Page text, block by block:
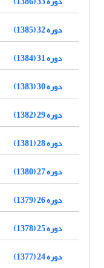
دوره 32 (1385)
دوره 31 (1384)
دوره 30 (1383)
دوره 29 (1382)
دوره 28 (1381)
دوره 27 (1380)
دوره 26 (1379)
دوره 25 (1378)
دوره 24 (1377)